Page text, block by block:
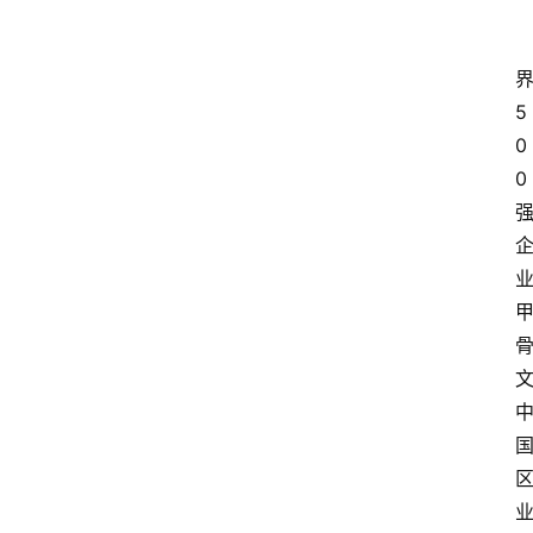
界
5
0
0
强
企
业
甲
骨
文
中
国
区
业